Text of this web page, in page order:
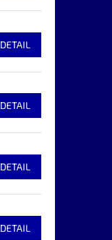
DETAIL
DETAIL
DETAIL
DETAIL